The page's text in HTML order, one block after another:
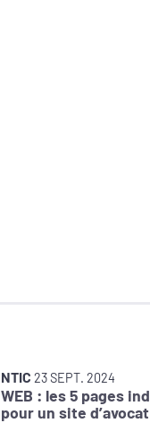
NTIC 23 SEPT. 2024
WEB : les 5 pages
pour un site d’avocat